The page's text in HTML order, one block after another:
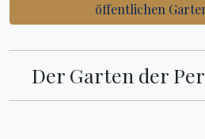
öffentlichen
Der Garten der